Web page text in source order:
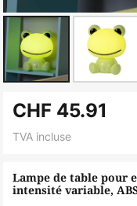
to
the
of
the
Lampe de table pour
intensité variable,
CHF 45.91
TVA incluse